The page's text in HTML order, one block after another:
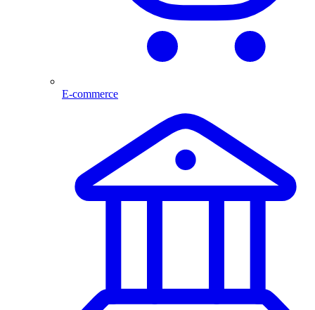
E-commerce